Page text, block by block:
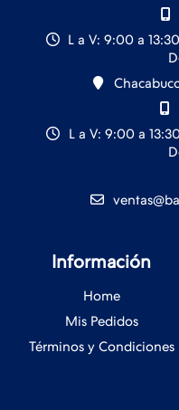
L a V: 9:00 a
L a V: 9:00 a
Información
Home
Mis Pedidos
Términos y Condiciones